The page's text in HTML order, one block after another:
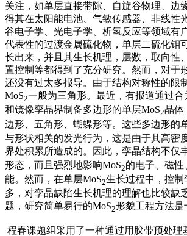
关注，如单层直接带隙、自旋谷物理、边
得其在太阳能电池、气敏传感器、非线性
谷电子学、光电子学、析氢反应等领域有
代表性的过渡金属硫化物，单层二硫化钼
长出来，并且其生长机理，层数，取向性
置控制等都得到了充分研究。然而，对于
还没有过太多报导。由于结构对称性的限
MoS2一般为三角形。最近，有报道通过
和镜像孪晶界制备多边形的单层MoS2晶体
边形、五角形、蝴蝶形等。这些多边形的
与形状相关的发光行为，这是由于其高密
界处积累所造成的。因此，孪晶结构不仅
形态，而且强烈地影响MoS2的电子、磁性
能。然而，在单层MoS2生长过程中，控
多，对孪晶缺陷生长机理的理解也比较缺
题，研究简单易行的MoS2形貌工程方法是
程春课题组采用了一种通过用胶带预处理